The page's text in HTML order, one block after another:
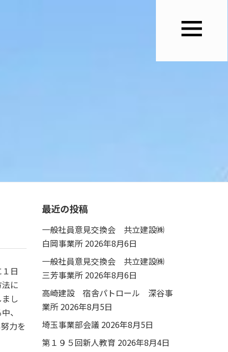
日
に
し
、
力を
最近の投稿
一般社員意見交換会 共立建設㈱
白岡事業所 2026年8月6日
一般社員意見交換会 共立建設㈱
三芳事業所 2026年8月6日
高崎建設 宿舎パトロール 深谷事
業所 2026年8月5日
埼玉事業部会議 2026年8月5日
第１９５回新人教育 2026年8月4日